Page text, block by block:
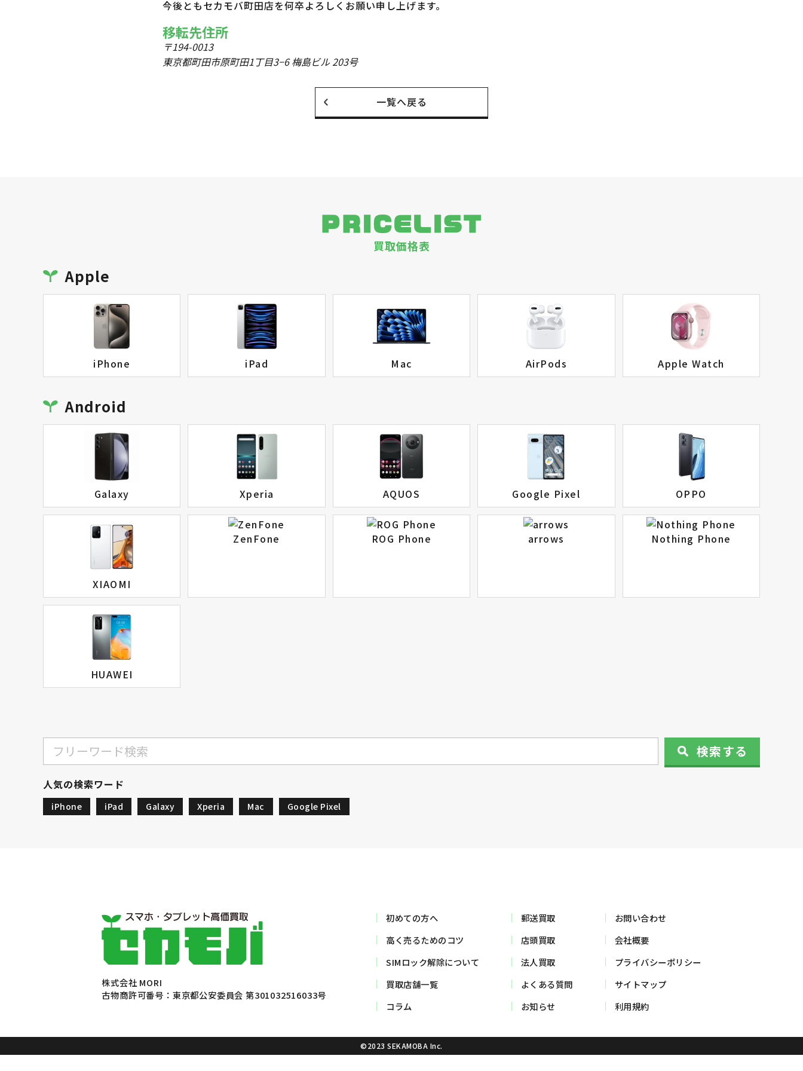
今後ともセカモバ町田店を何卒よろしくお願い申し上げます。
移転先住所
〒194-0013
東京都町田市原町田1丁目3−6 梅島ビル 203号
一覧へ戻る
PRICELIST
買取価格表
Apple
iPhone iPad Mac AirPods Apple Watch
Android
Galaxy Xperia AQUOS Google Pixel OPPO
XIAOMI
ZenFone ROG Phone arrows Nothing Phone
HUAWEI
検索する
人気の検索ワード
iPhone iPad Galaxy Xperia Mac Google Pixel
株式会社 MORI
古物商許可番号：東京都公安委員会 第301032516033号
初めての方へ
高く売るためのコツ
SIMロック解除について
買取店舗一覧
コラム
郵送買取
店頭買取
法人買取
よくある質問
お知らせ
お問い合わせ
会社概要
プライバシーポリシー
サイトマップ
利用規約
©2023 SEKAMOBA Inc.